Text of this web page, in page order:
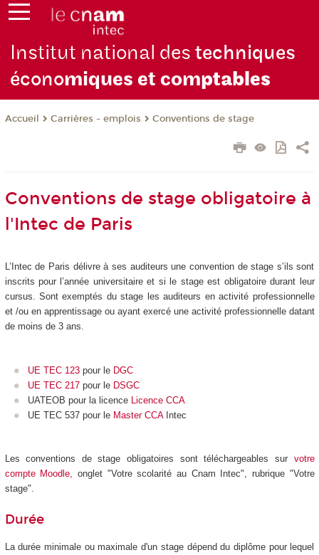
Institut national destechniques
économiques et comptables
Accueil Carrières - emplois Conventions de stage
Conventions de stage obligatoire à
l'Intec de Paris
L’Intec de Paris délivre à ses auditeurs une convention de stage s’ils sont
inscrits pour l’année universitaire et si le stage est obligatoire durant leur
cursus. Sont exemptés du stage les auditeurs en activité professionnelle
et /ou en apprentissage ou ayant exercé une activité professionnelle datant
de moins de 3 ans.
UE TEC 123 pour le DGC
UE TEC 217 pour le DSGC
UATEOB pour la licence
Licence CCA
UE TEC 537 pour le Master CCAIntec
Les conventions de stage obligatoires sont téléchargeables sur votre
compte Moodle, onglet "Votre scolarité au Cnam Intec", rubrique "Votre
stage".
Durée
La durée minimale ou maximale d'un stage dépend du diplôme pour lequel